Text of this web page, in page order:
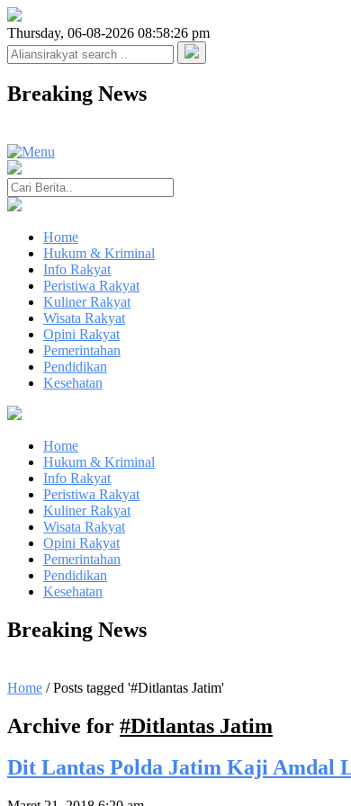
Thursday, 06-08-2026 08:58:26 pm
Breaking News
Home
Hukum & Kriminal
Info Rakyat
Peristiwa Rakyat
Kuliner Rakyat
Wisata Rakyat
Opini Rakyat
Pemerintahan
Pendidikan
Kesehatan
Home
Hukum & Kriminal
Info Rakyat
Peristiwa Rakyat
Kuliner Rakyat
Wisata Rakyat
Opini Rakyat
Pemerintahan
Pendidikan
Kesehatan
Breaking News
Home /Posts tagged '#Ditlantas Jatim'
Archive for #Ditlantas Jatim
Dit Lantas Polda Jatim Kaji Amdal